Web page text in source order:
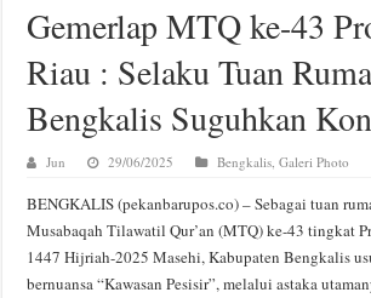
Gemerlap MTQ ke-43
Riau : Selaku Tuan
Bengkalis Suguhkan
Jun 29/06/2025 Bengkalis,Galeri Photo
BENGKALIS (pekanbarupos.co) – Sebagai tuan
Musabaqah Tilawatil Qur’an (MTQ) ke-43 tingkat
1447 Hijriah-2025 Masehi, Kabupaten Bengkalis
bernuansa “Kawasan Pesisir”, melalui astaka